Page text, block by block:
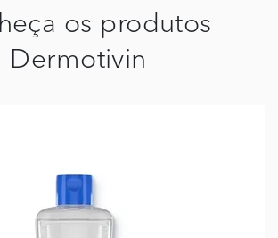
os produtos
Dermotivin